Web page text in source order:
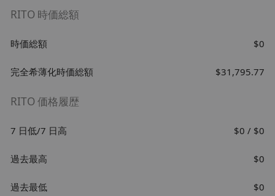
RITO 時価総額
時価総額 $0
完全希薄化時価総額 $31,795.77
RITO 価格履歴
7 日低/7 日高 $0 / $0
過去最高 $0
過去最低 $0